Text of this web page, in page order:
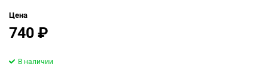
Цена
740₽
В наличии